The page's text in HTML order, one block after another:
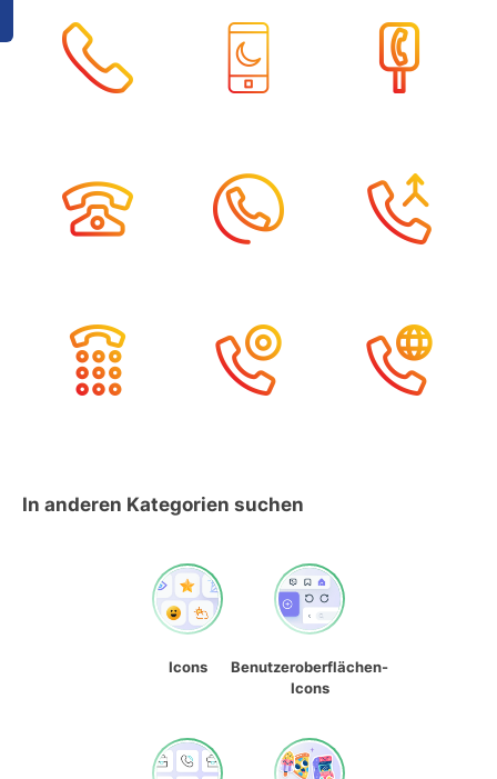
In anderen Kategorien suchen
Icons
Benutzeroberflächen-
Icons